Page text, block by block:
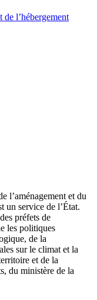
l’hébergement
l’aménagement et du
un service de l’État.
préfets de
les politiques
de la
sur le climat et la
et de la
du ministère de la